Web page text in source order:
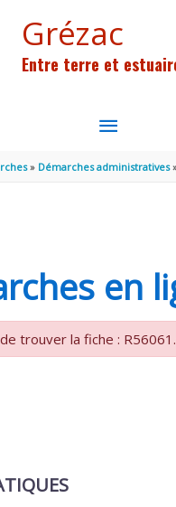
Grézac
Entre terre et
MENU
Démarches administratives
en
trouver la fiche :